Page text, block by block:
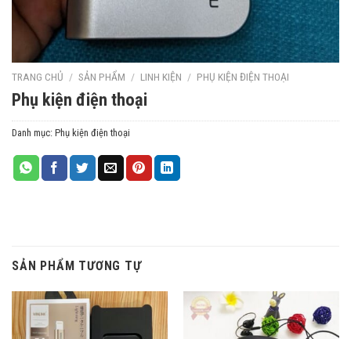
TRANG CHỦ / SẢN PHẨM / LINH KIỆN / PHỤ KIỆN ĐIỆN THOẠI
Phụ kiện điện thoại
Danh mục: Phụ kiện điện thoại
SẢN PHẨM TƯƠNG TỰ